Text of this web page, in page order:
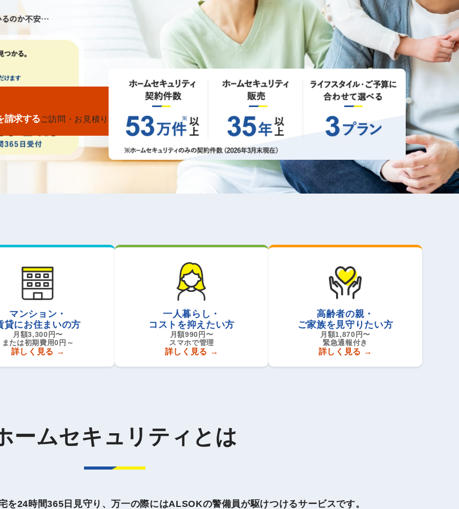
請求するご訪問・お見積りもこちらから
マンション・
貸にお住まいの方
月額3,300円〜
または初期費用0円～
詳しく見る
一人暮らし・
コストを抑えたい方
月額990円〜
スマホで管理
詳しく見る
高齢者の親・
ご家族を見守りたい方
月額1,870円〜
緊急通報付き
詳しく見る
ームセキュリティとは
を24時間365日見守り、万一の際にはALSOKの警備員が駆けつけるサービスです。